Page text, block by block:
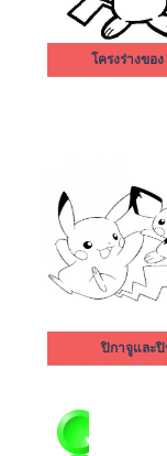
โครงร่างขอ
ปิกาจูและ